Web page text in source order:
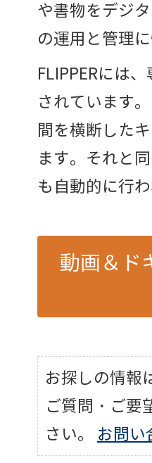
や書物をデジ
の運用と管理
FLIPPERには
されています。
間を横断した
ます。それと
も自動的に行
動画＆ド
お探しの情報
ご質問・ご要
さい。 お問い